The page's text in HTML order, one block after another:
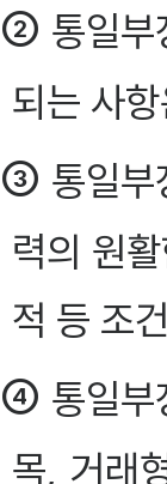
② 통일
되는 사
③ 통일부
력의 원
적 등 조
④ 통일
목, 거래